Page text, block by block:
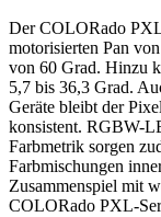
Der COLORado
motorisierten Pan
von 60 Grad. Hinzu
5,7 bis 36,3 Grad.
Geräte bleibt der
konsistent. RGBW-
Farbmetrik sorgen
Farbmischungen
Zusammenspiel mit
COLORado PXL-